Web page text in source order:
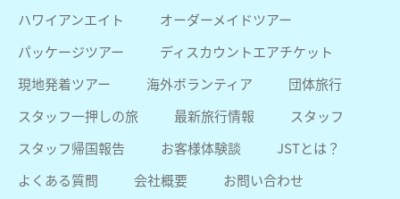
ハワイアンエイト
オーダーメイドツアー
パッケージツアー
ディスカウントエアチケット
現地発着ツアー
海外ボランティア
団体旅行
スタッフ一押しの旅
最新旅行情報
スタッフ
スタッフ帰国報告
お客様体験談
JSTとは？
よくある質問
会社概要
お問い合わせ